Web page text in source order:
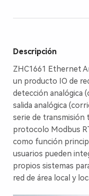
Descripción
ZHC1661 Ethernet
un producto IO de
detección analógica
salida analógica
serie de transmisión
protocolo Modbus
como función
usuarios pueden
propios sistemas
red de área local y